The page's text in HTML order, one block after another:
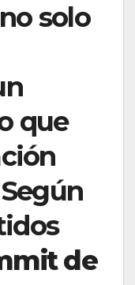
solo
que
de